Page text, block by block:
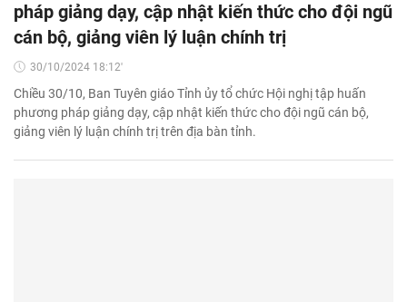
pháp giảng dạy, cập nhật kiến thức cho đội ngũ
cán bộ, giảng viên lý luận chính trị
30/10/2024 18:12'
Chiều 30/10, Ban Tuyên giáo Tỉnh ủy tổ chức Hội nghị tập huấn
phương pháp giảng dạy, cập nhật kiến thức cho đội ngũ cán bộ,
giảng viên lý luận chính trị trên địa bàn tỉnh.